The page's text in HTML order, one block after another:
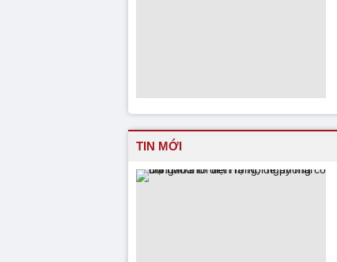
TIN MỚI